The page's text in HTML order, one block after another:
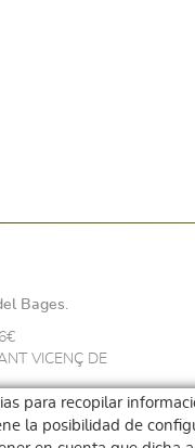
Bages.
VICENÇ DE
14€
para recopilar
la posibilidad de